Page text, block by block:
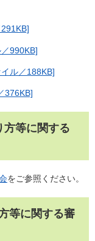
990KB]
ル／188KB]
376KB]
方等に関する
をご参照ください。
等に関する審